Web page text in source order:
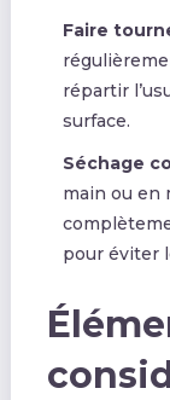
Faire
répartir
surface.
Séchage
main ou en
pour éviter